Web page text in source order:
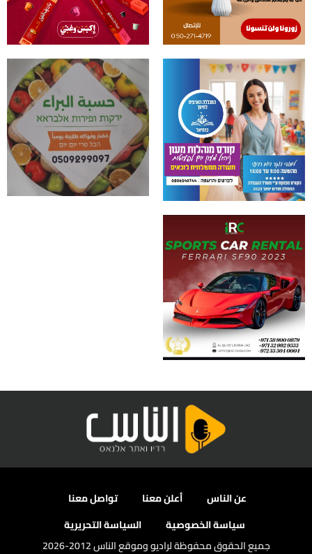
عن الناس أعلن معنا
تواصل معنا
سياسة الخصوصية
السياسة التحريرية
جميع الحقوق محفوظة لراديو وموقع الناس 2012-2026